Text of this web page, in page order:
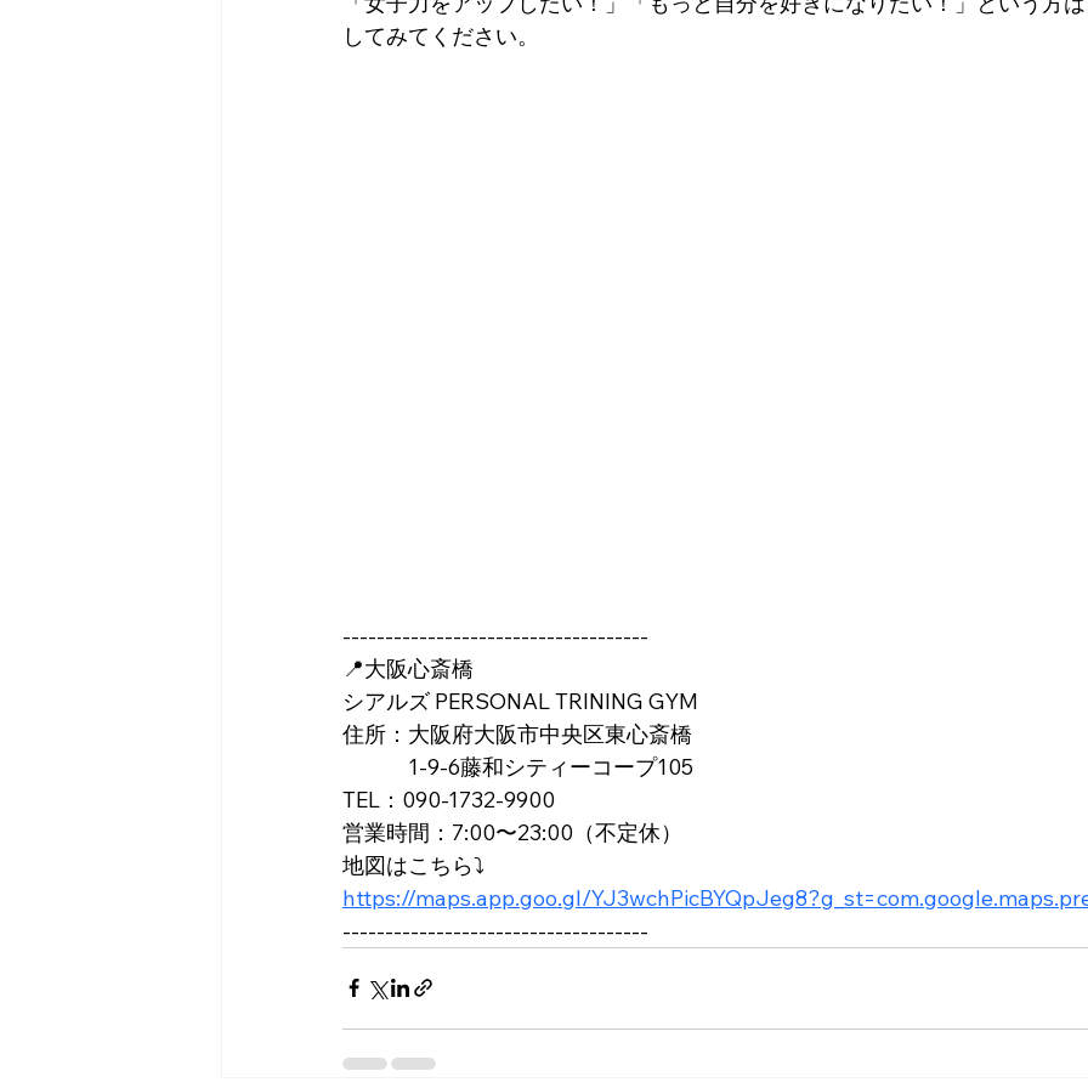
してみてください。
------------------------------------
📍大阪心斎橋
シアルズ PERSONAL TRINING GYM
住所：大阪府大阪市中央区東心斎橋
1-9-6藤和シティーコープ105
TEL：090-1732-9900
営業時間：7:00〜23:00（不定休）
地図はこちら⤵️
https://maps.app.goo.gl/
------------------------------------